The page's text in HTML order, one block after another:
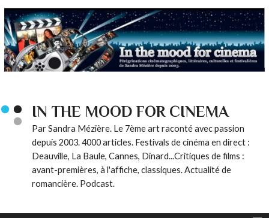
IN THE MOOD FOR CINEMA
Par Sandra Mézière. Le 7ème art raconté avec passion
depuis 2003. 4000 articles. Festivals de cinéma en direct :
Deauville, La Baule, Cannes, Dinard...Critiques de films :
avant-premières, à l'affiche, classiques. Actualité de
romancière. Podcast.